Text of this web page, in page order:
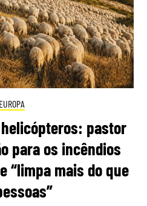
EUROPA
pastor
para os incêndios
“limpa mais do que